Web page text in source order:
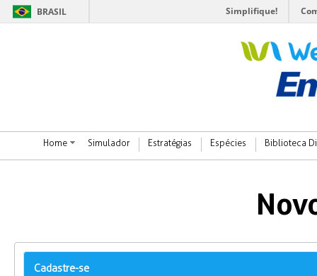
BRASIL Simplifique!
Home Simulador Estratégias Espécies Biblioteca
Cadastre-se